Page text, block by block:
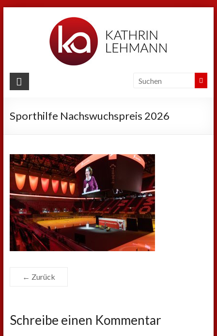
Kathrin
Sport
Privat
Sporthilfe Nachswuchspreis 2026
← Zurück
Schreibe einen Kommentar